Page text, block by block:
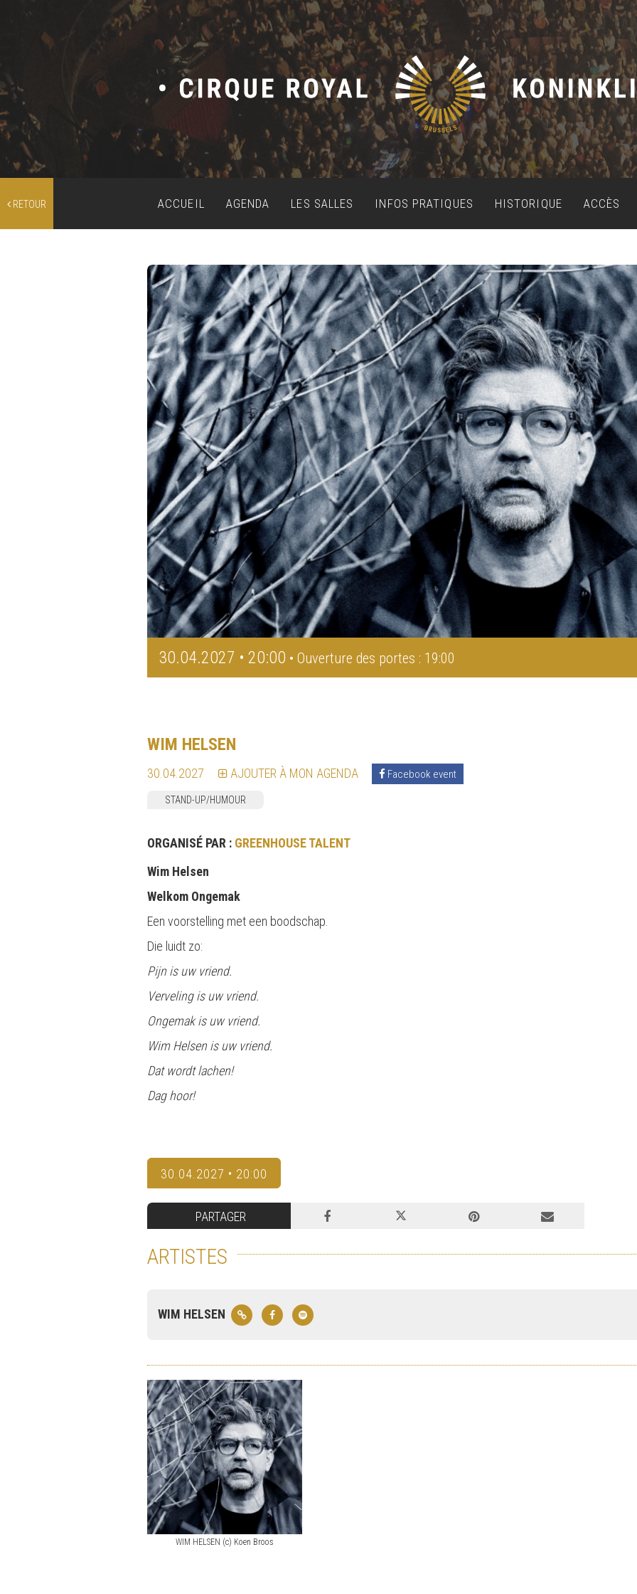
RETOUR ACCUEIL AGENDA LES SALLES INFOS PRATIQUES HISTORIQUE ACCÈS
30.04.2027 • 20:00 • Ouverture des portes : 19:00
WIM HELSEN
30.04.2027 AJOUTER À MON AGENDA Facebook event
STAND-UP/HUMOUR
ORGANISÉ PAR : GREENHOUSE TALENT
Wim Helsen
Welkom Ongemak
Een voorstelling met een boodschap.
Die luidt zo:
Pijn is uw vriend.
Verveling is uw vriend.
Ongemak is uw vriend.
Wim Helsen is uw vriend.
Dat wordt lachen!
Dag hoor!
30.04.2027 • 20:00
PARTAGER
ARTISTES
WIM HELSEN
WIM HELSEN (c) Koen Broos